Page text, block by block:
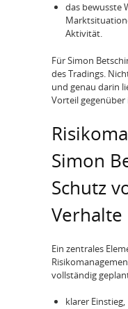
das bewusste
Aktivität.
Für Simon
des Tradings.
und genau darin
Vorteil
Simon
Schutz
Verhalte
Ein zentrales
vollständig
klarer Einstieg,